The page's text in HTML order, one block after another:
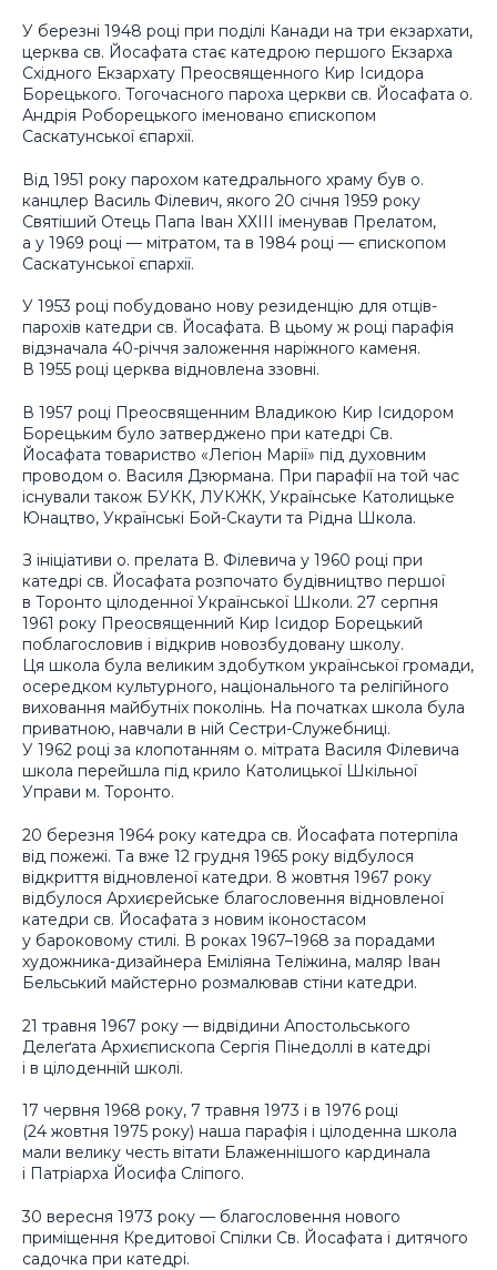
У березні 1948 році при поділі Канади на три екзархати,
церква св. Йосафата стає катедрою першого Екзарха
Східного Екзархату Преосвященного Кир Ісидора
Борецького. Тогочасного пароха церкви св. Йосафата о.
Андрія Роборецького іменовано єпископом
Саскатунської єпархії.
Від 1951 року парохом катедрального храму був о.
канцлер Василь Філевич, якого 20 січня 1959 року
Святіший Отець Папа Іван ХХІІІ іменував Прелатом,
а у 1969 році — мітратом, та в 1984 році — єпископом
Саскатунської єпархії.
У 1953 році побудовано нову резиденцію для отців-
парохів катедри св. Йосафата. В цьому ж році парафія
відзначала 40-річчя заложення наріжного каменя.
В 1955 році церква відновлена ззовні.
В 1957 році Преосвященним Владикою Кир Ісидором
Борецьким було затверджено при катедрі Св.
Йосафата товариство «Легіон Марії» під духовним
проводом о. Василя Дзюрмана. При парафії на той час
існували також БУКК, ЛУКЖК, Українське Католицьке
Юнацтво, Українські Бой-Скаути та Рідна Школа.
З ініціативи о. прелата В. Філевича у 1960 році при
катедрі св. Йосафата розпочато будівництво першої
в Торонто цілоденної Української Школи. 27 серпня
1961 року Преосвященний Кир Ісидор Борецький
поблагословив і відкрив новозбудовану школу.
Ця школа була великим здобутком української громади,
осередком культурного, національного та релігійного
виховання майбутніх поколінь. На початках школа була
приватною, навчали в ній Сестри-Служебниці.
У 1962 році за клопотанням о. мітрата Василя Філевича
школа перейшла під крило Католицької Шкільної
Управи м. Торонто.
20 березня 1964 року катедра св. Йосафата потерпіла
від пожежі. Та вже 12 грудня 1965 року відбулося
відкриття відновленої катедри. 8 жовтня 1967 року
відбулося Архиєрейське благословення відновленої
катедри св. Йосафата з новим іконостасом
у бароковому стилі. В роках 1967–1968 за порадами
художника-дизайнера Еміліяна Теліжина, маляр Іван
Бельський майстерно розмалював стіни катедри.
21 травня 1967 року — відвідини Апостольського
Делеґата Архиєпископа Сергія Пінедоллі в катедрі
і в цілоденній школі.
17 червня 1968 року, 7 травня 1973 і в 1976 році
(24 жовтня 1975 року) наша парафія і цілоденна школа
мали велику честь вітати Блаженнішого кардинала
і Патріарха Йосифа Сліпого.
30 вересня 1973 року — благословення нового
приміщення Кредитової Спілки Св. Йосафата і дитячого
садочка при катедрі.